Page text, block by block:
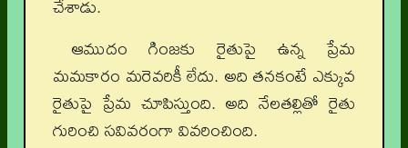
చేశాడు.
ఆముదం గింజకు రైతుపై ఉన్న ప్రేమ
మమకారం మరెవరికీ లేదు. అది తనకంటే ఎక్కువ
రైతుపై ప్రేమ చూపిస్తుంది. అది నేలతల్లితో రైతు
గురించి సవివరంగా వివరించింది.